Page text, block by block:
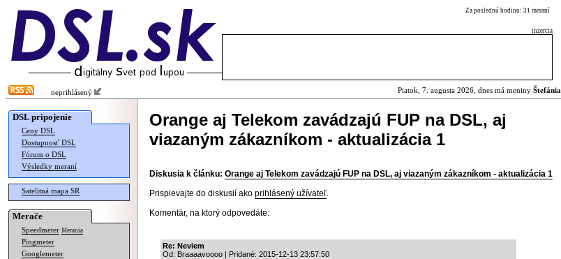
Za poslednú hodinu: 31 meraní
inzercia
neprihlásený Piatok, 7. augusta 2026, dnes má meniny Štefánia
DSL pripojenie
Ceny DSL
Dostupnosť DSL
Fórum o DSL
Výsledky meraní
Satelitná mapa SR
Merače
Speedmeter Merania
Pingmeter
Googlemeter
Orange aj Telekom zavádzajú FUP na DSL, aj
viazaným zákazníkom - aktualizácia 1
Diskusia k článku: Orange aj Telekom zavádzajú FUP na DSL, aj viazaným zákazníkom - aktualizácia 1
Prispievajte do diskusií ako prihlásený užívateľ.
Komentár, na ktorý odpovedáte:
Re: Neviem
Od: Braaaavoooo | Pridané: 2015-12-13 23:57:50